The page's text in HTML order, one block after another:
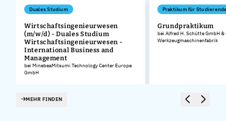
Duales Studium
Wirtschaftsingenieurwesen
(m/w/d) - Duales Studium
Wirtschaftsingenieurwesen -
International Business and
Management
bei MinebeaMitsumi Technology Center Europe
GmbH
Praktikum für
Grundpraktikum
bei Alfred H. Schütte GmbH &
Werkzeugmaschinenfabrik
MEHR FINDEN